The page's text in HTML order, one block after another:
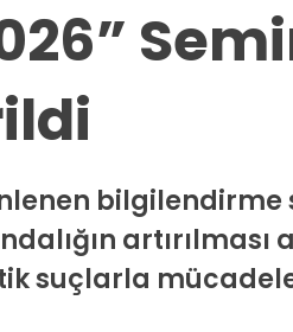
artırılması
suçlarla